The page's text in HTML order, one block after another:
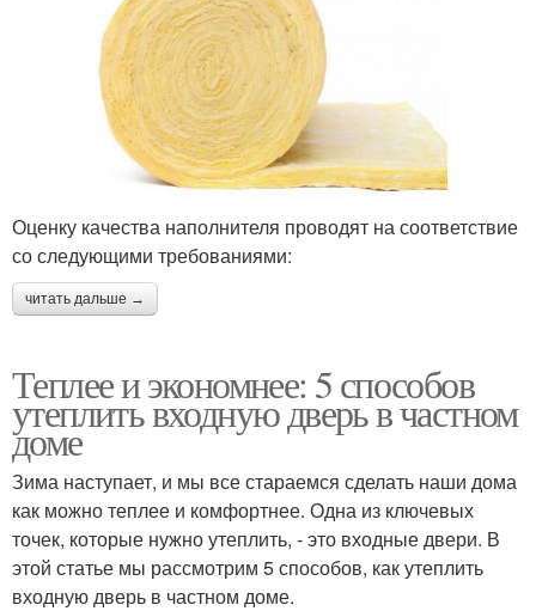
Оценку качества наполнителя проводят на соответствие
со следующими требованиями:
читать дальше →
Теплее и экономнее: 5 способов
утеплить входную дверь в частном
доме
Зима наступает, и мы все стараемся сделать наши дома
как можно теплее и комфортнее. Одна из ключевых
точек, которые нужно утеплить, - это входные двери. В
этой статье мы рассмотрим 5 способов, как утеплить
входную дверь в частном доме.